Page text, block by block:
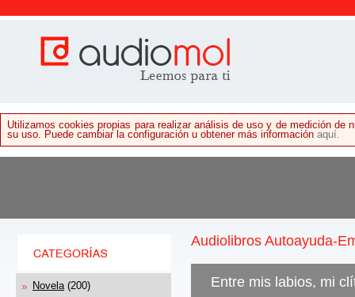
Utilizamos cookies propias para realizar análisis de uso y de medición de
su uso. Puede cambiar la configuración u obtener más información aquí.
Novela (200)
Audiolibros Autoayuda-
Entre mis labios, mi